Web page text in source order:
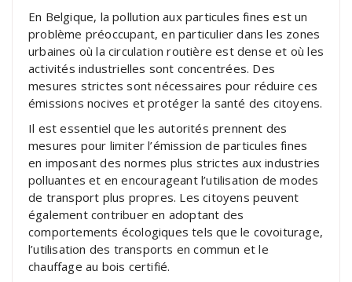
En Belgique, la pollution aux particules fines est un
problème préoccupant, en particulier dans les zones
urbaines où la circulation routière est dense et où les
activités industrielles sont concentrées. Des
mesures strictes sont nécessaires pour réduire ces
émissions nocives et protéger la santé des citoyens.
Il est essentiel que les autorités prennent des
mesures pour limiter l’émission de particules fines
en imposant des normes plus strictes aux industries
polluantes et en encourageant l’utilisation de modes
de transport plus propres. Les citoyens peuvent
également contribuer en adoptant des
comportements écologiques tels que le covoiturage,
l’utilisation des transports en commun et le
chauffage au bois certifié.